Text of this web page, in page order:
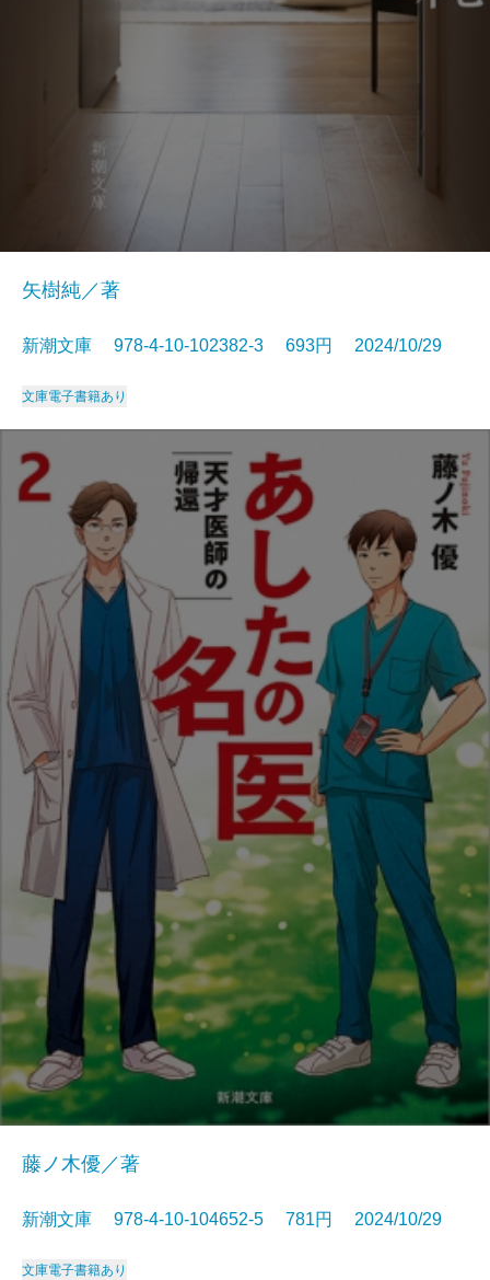
矢樹純／著
新潮文庫 978-4-10-102382-3 693円 2024/10/29
文庫電子書籍あり
藤ノ木優／著
新潮文庫 978-4-10-104652-5 781円 2024/10/29
文庫電子書籍あり